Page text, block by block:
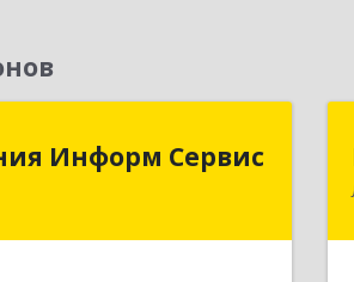
Информ Сервис
Информ Сервис
Пермский край, Лысьва г,